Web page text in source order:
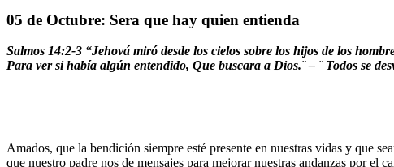
05 de Octubre: Sera que hay quien entienda
Salmos 14:2-3 “Jehová miró desde los cielos sobre los hijos de los
Para ver si había algún entendido, Que buscara a Dios.¨ – ¨ Todos se
Amados, que la bendición siempre esté presente en nuestras vidas y que
que nuestro padre nos de mensajes para mejorar nuestras andanzas por el